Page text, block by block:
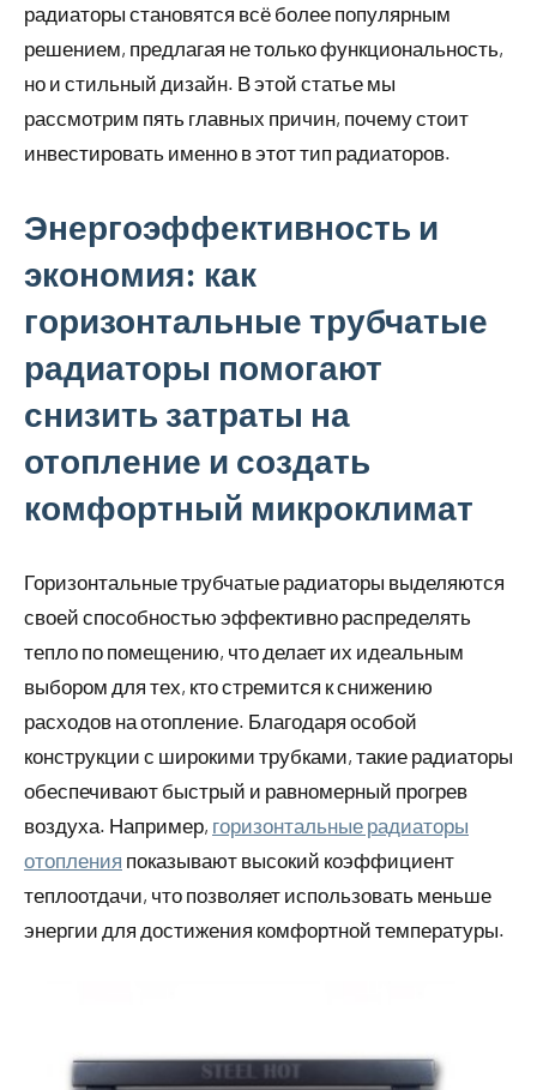
радиаторы становятся всё более популярным
решением, предлагая не только функциональность,
но и стильный дизайн. В этой статье мы
рассмотрим пять главных причин, почему стоит
инвестировать именно в этот тип радиаторов.
Энергоэффективность и
экономия: как
горизонтальные трубчатые
радиаторы помогают
снизить затраты на
отопление и создать
комфортный микроклимат
Горизонтальные трубчатые радиаторы выделяются
своей способностью эффективно распределять
тепло по помещению, что делает их идеальным
выбором для тех, кто стремится к снижению
расходов на отопление. Благодаря особой
конструкции с широкими трубками, такие радиаторы
обеспечивают быстрый и равномерный прогрев
воздуха. Например, горизонтальные радиаторы
отопления показывают высокий коэффициент
теплоотдачи, что позволяет использовать меньше
энергии для достижения комфортной температуры.